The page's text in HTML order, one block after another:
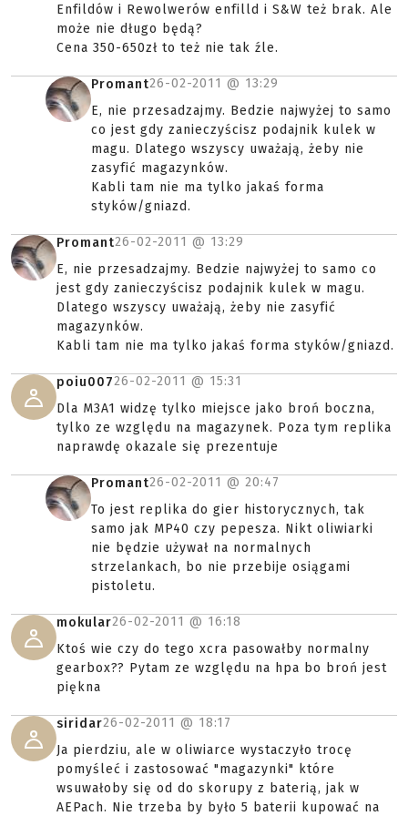
Enfildów i Rewolwerów enfilld i S&W też brak. Ale
może nie długo będą?
Cena 350-650zł to też nie tak źle.
Promant26-02-2011 @ 13:29
E, nie przesadzajmy. Bedzie najwyżej to samo
co jest gdy zanieczyścisz podajnik kulek w
magu. Dlatego wszyscy uważają, żeby nie
zasyfić magazynków.
Kabli tam nie ma tylko jakaś forma
styków/gniazd.
Promant26-02-2011 @ 13:29
E, nie przesadzajmy. Bedzie najwyżej to samo co
jest gdy zanieczyścisz podajnik kulek w magu.
Dlatego wszyscy uważają, żeby nie zasyfić
magazynków.
Kabli tam nie ma tylko jakaś forma styków/gniazd.
poiu00726-02-2011 @ 15:31
Dla M3A1 widzę tylko miejsce jako broń boczna,
tylko ze względu na magazynek. Poza tym replika
naprawdę okazale się prezentuje
Promant26-02-2011 @ 20:47
To jest replika do gier historycznych, tak
samo jak MP40 czy pepesza. Nikt oliwiarki
nie będzie używał na normalnych
strzelankach, bo nie przebije osiągami
pistoletu.
mokular26-02-2011 @ 16:18
Ktoś wie czy do tego xcra pasowałby normalny
gearbox?? Pytam ze względu na hpa bo broń jest
piękna
siridar26-02-2011 @ 18:17
Ja pierdziu, ale w oliwiarce wystaczyło trocę
pomyśleć i zastosować "magazynki" które
wsuwałoby się od do skorupy z baterią, jak w
AEPach. Nie trzeba by było 5 baterii kupować na